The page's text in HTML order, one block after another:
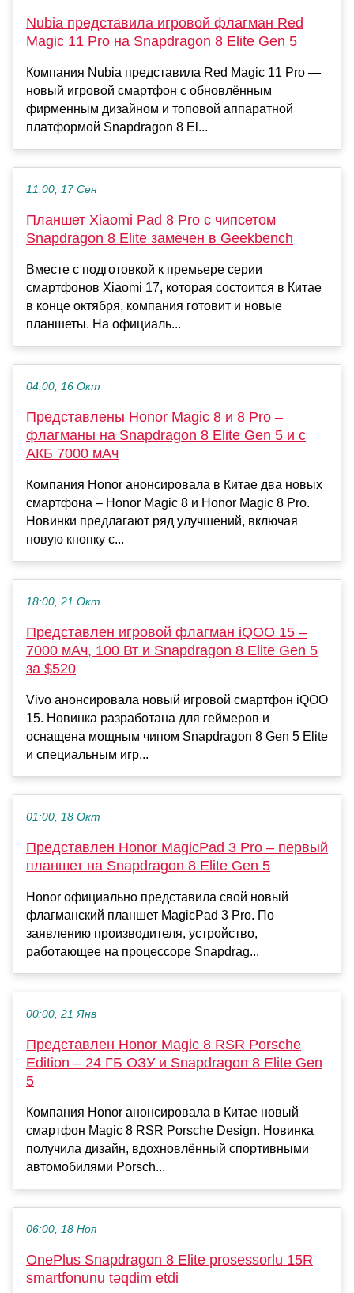
Nubia представила игровой флагман Red
Magic 11 Pro на Snapdragon 8 Elite Gen 5
Компания Nubia представила Red Magic 11 Pro —
новый игровой смартфон с обновлённым
фирменным дизайном и топовой аппаратной
платформой Snapdragon 8 El...
11:00, 17 Сен
Планшет Xiaomi Pad 8 Pro с чипсетом
Snapdragon 8 Elite замечен в Geekbench
Вместе с подготовкой к премьере серии
смартфонов Xiaomi 17, которая состоится в Китае
в конце октября, компания готовит и новые
планшеты. На официаль...
04:00, 16 Окт
Представлены Honor Magic 8 и 8 Pro –
флагманы на Snapdragon 8 Elite Gen 5 и с
АКБ 7000 мАч
Компания Honor анонсировала в Китае два новых
смартфона – Honor Magic 8 и Honor Magic 8 Pro.
Новинки предлагают ряд улучшений, включая
новую кнопку с...
18:00, 21 Окт
Представлен игровой флагман iQOO 15 –
7000 мАч, 100 Вт и Snapdragon 8 Elite Gen 5
за $520
Vivo анонсировала новый игровой смартфон iQOO
15. Новинка разработана для геймеров и
оснащена мощным чипом Snapdragon 8 Gen 5 Elite
и специальным игр...
01:00, 18 Окт
Представлен Honor MagicPad 3 Pro – первый
планшет на Snapdragon 8 Elite Gen 5
Honor официально представила свой новый
флагманский планшет MagicPad 3 Pro. По
заявлению производителя, устройство,
работающее на процессоре Snapdrag...
00:00, 21 Янв
Представлен Honor Magic 8 RSR Porsche
Edition – 24 ГБ ОЗУ и Snapdragon 8 Elite Gen
5
Компания Honor анонсировала в Китае новый
смартфон Magic 8 RSR Porsche Design. Новинка
получила дизайн, вдохновлённый спортивными
автомобилями Porsch...
06:00, 18 Ноя
OnePlus Snapdragon 8 Elite prosessorlu 15R
smartfonunu təqdim etdi